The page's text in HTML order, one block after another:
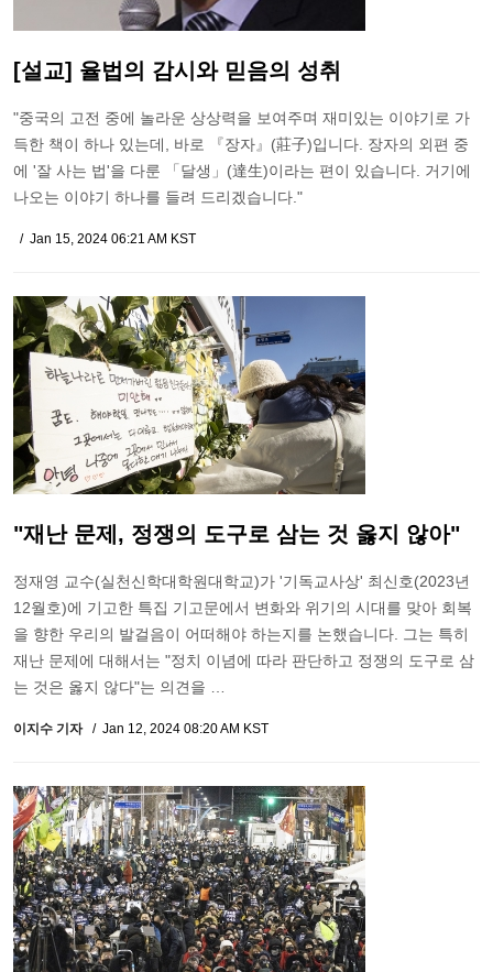
[설교] 율법의 감시와 믿음의 성취
"중국의 고전 중에 놀라운 상상력을 보여주며 재미있는 이야기로 가
득한 책이 하나 있는데, 바로 『장자』(莊子)입니다. 장자의 외편 중
에 '잘 사는 법'을 다룬 「달생」(達生)이라는 편이 있습니다. 거기에
나오는 이야기 하나를 들려 드리겠습니다."
Jan 15, 2024 06:21 AM KST
"재난 문제, 정쟁의 도구로 삼는 것 옳지 않아"
정재영 교수(실천신학대학원대학교)가 '기독교사상' 최신호(2023년
12월호)에 기고한 특집 기고문에서 변화와 위기의 시대를 맞아 회복
을 향한 우리의 발걸음이 어떠해야 하는지를 논했습니다. 그는 특히
재난 문제에 대해서는 "정치 이념에 따라 판단하고 정쟁의 도구로 삼
는 것은 옳지 않다"는 의견을 …
이지수 기자 Jan 12, 2024 08:20 AM KST